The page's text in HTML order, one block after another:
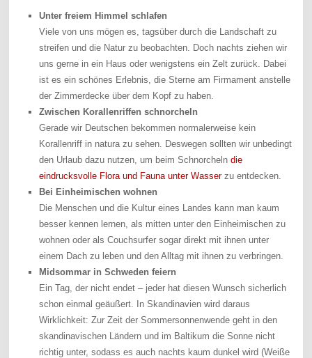
Unter freiem Himmel schlafen
Viele von uns mögen es, tagsüber durch die Landschaft zu
streifen und die Natur zu beobachten. Doch nachts ziehen wir
uns gerne in ein Haus oder wenigstens ein Zelt zurück. Dabei
ist es ein schönes Erlebnis, die Sterne am Firmament anstelle
der Zimmerdecke über dem Kopf zu haben.
Zwischen Korallenriffen schnorcheln
Gerade wir Deutschen bekommen normalerweise kein
Korallenriff in natura zu sehen. Deswegen sollten wir unbedingt
den Urlaub dazu nutzen, um beim Schnorchelndie
eindrucksvolle Flora und Fauna unter Wasserzu entdecken.
Bei Einheimischen wohnen
Die Menschen und die Kultur eines Landes kann man kaum
besser kennen lernen, als mitten unter den Einheimischen zu
wohnen oder als Couchsurfer sogar direkt mit ihnen unter
einem Dach zu leben und den Alltag mit ihnen zu verbringen.
Midsommar in Schweden feiern
Ein Tag, der nicht endet – jeder hat diesen Wunsch sicherlich
schon einmal geäußert. In Skandinavien wird daraus
Wirklichkeit: Zur Zeit der Sommersonnenwende geht in den
skandinavischen Ländern und im Baltikum die Sonne nicht
richtig unter, sodass es auch nachts kaum dunkel wird (Weiße